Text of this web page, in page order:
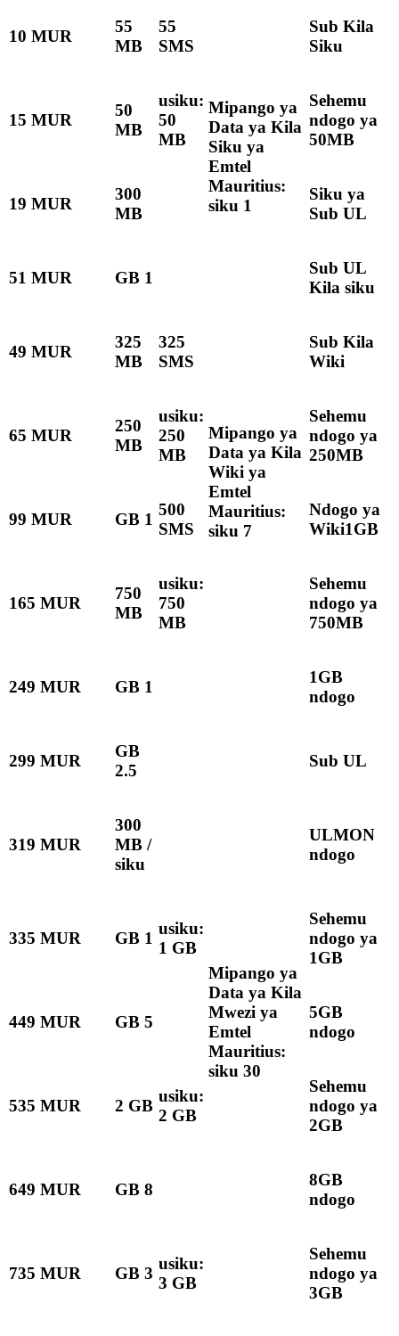
10 MUR
55
MB
55
SMS
Mipango ya
Data ya Kila
Siku ya
Emtel
Mauritius:
siku 1
Sub Kila
Siku
15 MUR
50
MB
usiku:
50
MB
Sehemu
ndogo ya
50MB
19 MUR
300
MB
Siku ya
Sub UL
51 MUR GB 1
Sub UL
Kila siku
49 MUR
325
MB
325
SMS
Mipango ya
Data ya Kila
Wiki ya
Emtel
Mauritius:
siku 7
Sub Kila
Wiki
65 MUR
250
MB
usiku:
250
MB
Sehemu
ndogo ya
250MB
99 MUR GB 1
500
SMS
Ndogo ya
Wiki1GB
165 MUR
750
MB
usiku:
750
MB
Sehemu
ndogo ya
750MB
249 MUR GB 1
Mipango ya
Data ya Kila
Mwezi ya
Emtel
Mauritius:
siku 30
1GB
ndogo
299 MUR
GB
2.5
Sub UL
319 MUR
300
MB /
siku
ULMON
ndogo
335 MUR GB 1
usiku:
1 GB
Sehemu
ndogo ya
1GB
449 MUR GB 5
5GB
ndogo
535 MUR 2 GB
usiku:
2 GB
Sehemu
ndogo ya
2GB
649 MUR GB 8
8GB
ndogo
735 MUR GB 3
usiku:
3 GB
Sehemu
ndogo ya
3GB